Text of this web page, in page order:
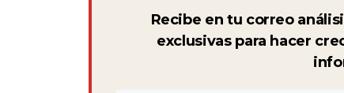
Recibe en tu correo
exclusivas para hacer